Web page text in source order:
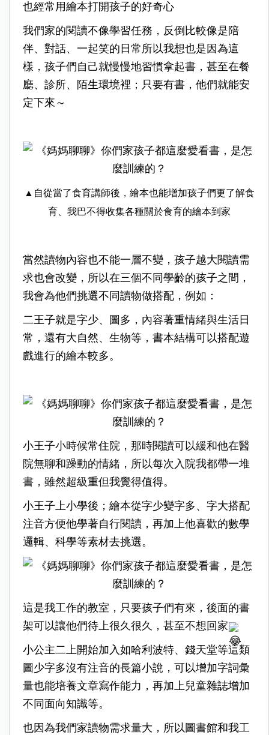
也經常用繪本打開孩子的好奇心
我們家的閱讀不像學習任務，反倒比較像是陪
伴、對話、一起笑的日常所以我想也是因為這
樣，孩子們自己就慢慢地習慣拿起書，甚至在餐
廳、診所、陌生環境裡；只要有書，他們就能安
定下來～
▲自從當了食育講師後，繪本也能增加孩子們更了解食
育、我巴不得收集各種關於食育的繪本到家
當然讀物內容也不能一層不變，孩子越大閱讀需
求也會改變，所以在三個不同學齡的孩子之間，
我會為他們挑選不同讀物做搭配，例如：
二王子就是字少、圖多，內容著重情緒與生活日
常，還有大自然、生物等，書本結構可以搭配遊
戲進行的繪本較多。
小王子小時候常住院，那時閱讀可以緩和他在醫
院無聊和躁動的情緒，所以每次入院我都帶一堆
書，雖然超級重但我覺得值得。
小王子上小學後；繪本從字少變字多、字大搭配
注音方便他學著自行閱讀，再加上他喜歡的數學
邏輯、科學等素材去挑選。
這是我工作的教室，只要孩子們有來，後面的書
架可以讓他們待上很久很久，甚至不想回家
小公主二上開始加入如哈利波特、錢天堂等這類
圖少字多沒有注音的長篇小說，可以增加字詞彙
量也能培養文章寫作能力，再加上兒童雜誌增加
不同面向知識等。
也因為我們家讀物需求量大，所以圖書館和我工